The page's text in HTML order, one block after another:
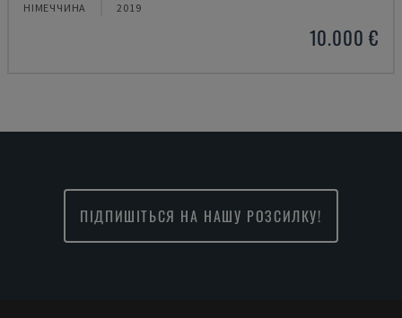
НІМЕЧЧИНА 2019
10.000 €
ПІДПИШІТЬСЯ НА НАШУ РОЗСИЛКУ!